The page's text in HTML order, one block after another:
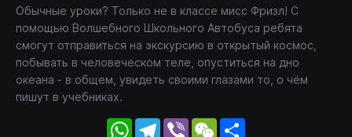
Обычные уроки? Только не в классе мисс Фризл! С
помощью Волшебного Школьного Автобуса ребята
смогут отправиться на экскурсию в открытый космос,
побывать в человеческом теле, опуститься на дно
океана - в общем, увидеть своими глазами то, о чём
пишут в учебниках.
WhatsApp
Telegram
Viber WeChat